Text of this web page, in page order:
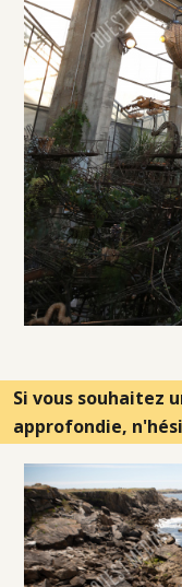
Si vous souhaitez
approfondie,